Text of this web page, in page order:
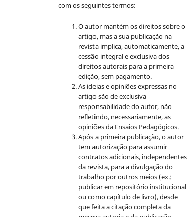
com os seguintes termos:
O autor mantém os direitos sobre o
artigo, mas a sua publicação na
revista implica, automaticamente, a
cessão integral e exclusiva dos
direitos autorais para a primeira
edição, sem pagamento.
As ideias e opiniões expressas no
artigo são de exclusiva
responsabilidade do autor, não
refletindo, necessariamente, as
opiniões da Ensaios Pedagógicos.
Após a primeira publicação, o autor
tem autorização para assumir
contratos adicionais, independentes
da revista, para a divulgação do
trabalho por outros meios (ex.:
publicar em repositório institucional
ou como capítulo de livro), desde
que feita a citação completa da